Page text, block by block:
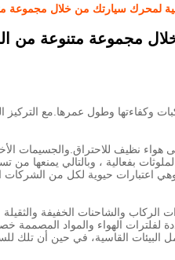
لمحرك سيارتك من خلال مجموعة
مجموعة متنوعة من
وطول عمرها.مع التركيز
نظيف للاحتراق.والجسيمات
بفعالية ، وبالتالي يمنعها من
اعتبارات حيوية لكل من الشركات
والشاحنات الخفيفة والثقيلة ،
لفلترات الهواء والمواد المصممة
القاسية، في حين أن تلك